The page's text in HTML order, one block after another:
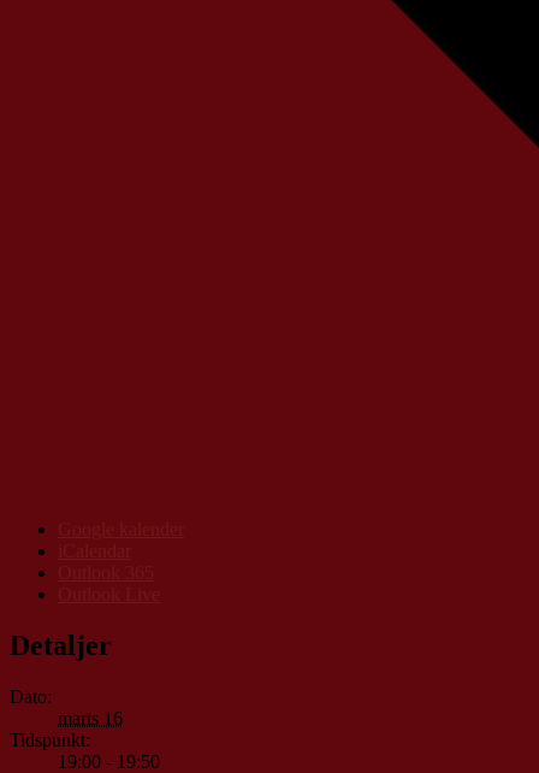
Detaljer
Dato:
marts 16
Tidspunkt:
19:00 - 19:50